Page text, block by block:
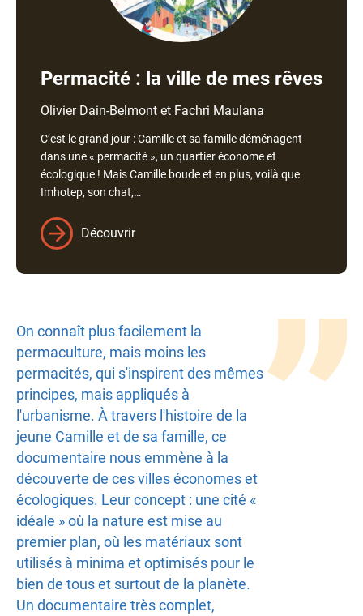
Permacité : la ville de mes rêves
Nom
l'auteur
Olivier Dain-Belmont et Fachri Maulana
C’est le grand jour : Camille et sa famille déménagent
dans une « permacité », un quartier économe et
écologique ! Mais Camille boude et en plus, voilà que
Imhotep, son chat,…
Découvrir
Texte
On connaît plus facilement la
permaculture, mais moins les
permacités, qui s'inspirent des mêmes
principes, mais appliqués à
l'urbanisme. À travers l'histoire de la
jeune Camille et de sa famille, ce
documentaire nous emmène à la
découverte de ces villes économes et
écologiques. Leur concept : une cité «
idéale » où la nature est mise au
premier plan, où les matériaux sont
utilisés à minima et optimisés pour le
bien de tous et surtout de la planète.
Un documentaire très complet,